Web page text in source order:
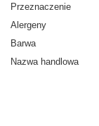
Przeznaczenie
Alergeny
Barwa
Nazwa handlowa